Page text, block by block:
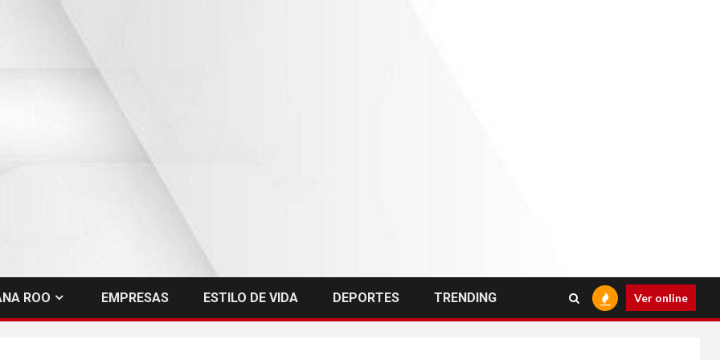
ROO EMPRESAS ESTILO DE VIDA DEPORTES TRENDING Ver online